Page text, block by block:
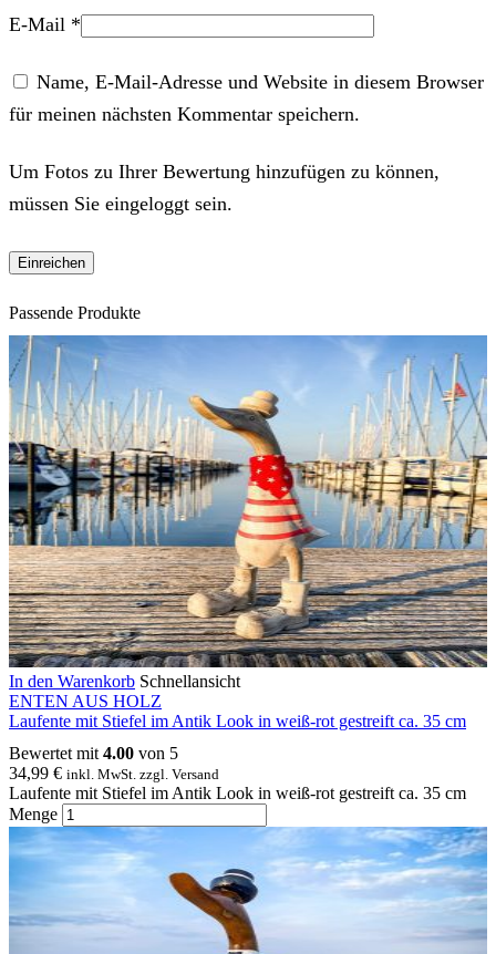
E-Mail *
Name, E-Mail-Adresse und Website in diesem Browser
für meinen nächsten Kommentar speichern.
Um Fotos zu Ihrer Bewertung hinzufügen zu können,
müssen Sie eingeloggt sein.
Passende Produkte
In den Warenkorb Schnellansicht
ENTEN AUS HOLZ
Laufente mit Stiefel im Antik Look in weiß-rot gestreift ca. 35 cm
Bewertet mit 4.00 von 5
34,99 € inkl. MwSt. zzgl. Versand
Laufente mit Stiefel im Antik Look in weiß-rot gestreift ca. 35 cm
Menge